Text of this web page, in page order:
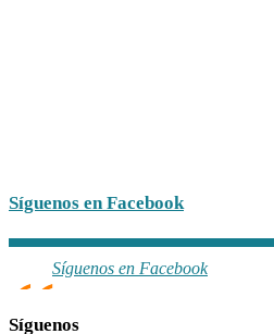
Síguenos en Facebook
Síguenos en Facebook
Síguenos